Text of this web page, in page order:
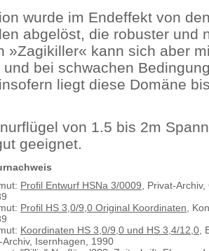
wurde im Endeffekt von
abgelöst, die robuster und
»Zagikiller« kann sich aber
bei schwachen
liegt diese Domäne
von 1.5 bis 2m
geeignet.
Profil Entwurf HSNa 3/0009 , Privat-
Profil HS 3,0/9,0 Original Koordinaten ,
Koordinaten HS 3,0/9,0 und HS 3,4/12,0
Isernhagen, 1990